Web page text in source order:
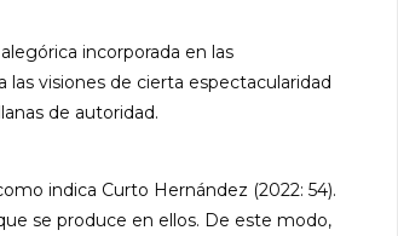
incorporada en las
visiones de cierta espectacularidad
de autoridad.
indica Curto Hernández (2022: 54).
se produce en ellos. De este modo,